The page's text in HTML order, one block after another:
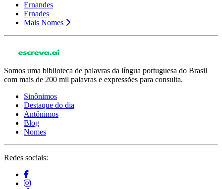
Ernandes
Ernades
Mais Nomes
Somos uma biblioteca de palavras da língua portuguesa do Brasil
com mais de 200 mil palavras e expressões para consulta.
Sinônimos
Destaque do dia
Antônimos
Blog
Nomes
Redes sociais: